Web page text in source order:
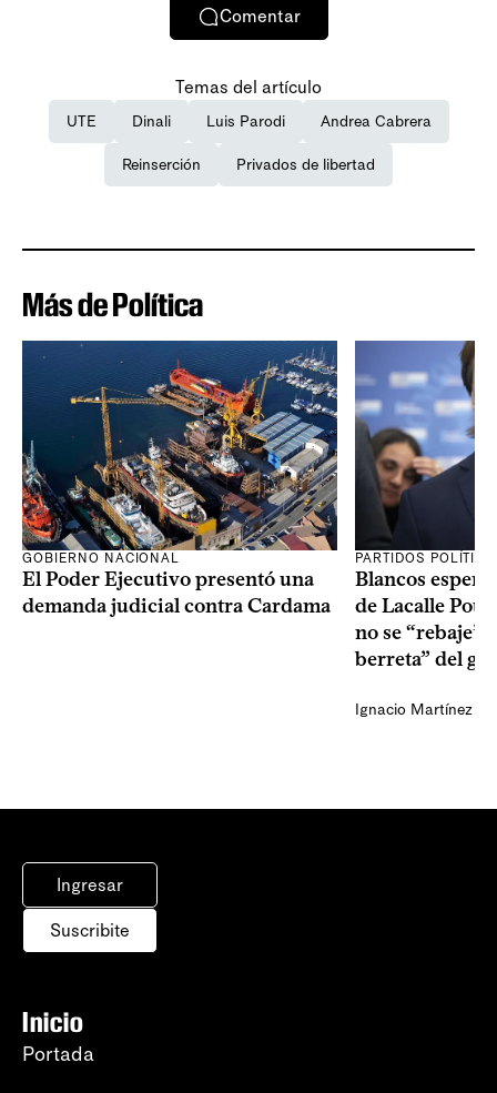
Comentar
Temas del artículo
UTE Dinali Luis Parodi Andrea Cabrera
Reinserción Privados de libertad
Más de Política
GOBIERNO NACIONAL
El Poder Ejecutivo presentó una
demanda judicial contra Cardama
PARTIDOS
Blancos
de Lacalle Pou
no se “rebaje”
berreta” del
Ignacio Martínez
Ingresar
Suscribite
Inicio
Portada